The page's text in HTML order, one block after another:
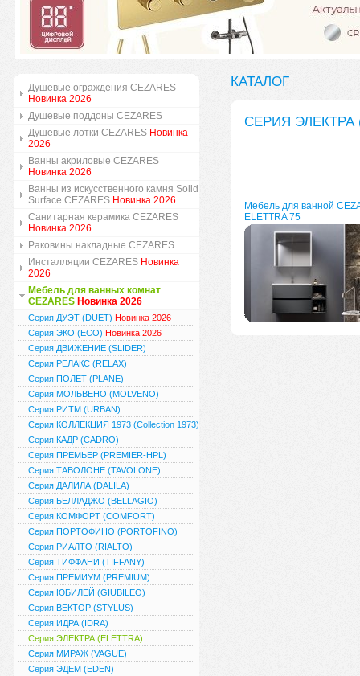
Душевые ограждения CEZARES
Новинка 2026
Душевые поддоны CEZARES
Душевые лотки CEZARES Новинка
2026
Ванны акриловые CEZARES
Новинка 2026
Ванны из искусственного камня Solid
Surface CEZARES Новинка 2026
Санитарная керамика CEZARES
Новинка 2026
Раковины накладные CEZARES
Инсталляции CEZARES Новинка
2026
Мебель для ванных комнат
CEZARES Новинка 2026
Серия ДУЭТ (DUET) Новинка 2026
Серия ЭКО (ECO) Новинка 2026
Серия ДВИЖЕНИЕ (SLIDER)
Серия РЕЛАКС (RELAX)
Серия ПОЛЕТ (PLANE)
Серия МОЛЬВЕНО (MOLVENO)
Серия РИТМ (URBAN)
Серия КОЛЛЕКЦИЯ 1973 (Collection 1973)
Серия КАДР (CADRO)
Серия ПРЕМЬЕР (PREMIER-HPL)
Серия ТАВОЛОНЕ (TAVOLONE)
Серия ДАЛИЛА (DALILA)
Серия БЕЛЛАДЖО (BELLAGIO)
Серия КОМФОРТ (COMFORT)
Серия ПОРТОФИНО (PORTOFINO)
Серия РИАЛТО (RIALTO)
Серия ТИФФАНИ (TIFFANY)
Серия ПРЕМИУМ (PREMIUM)
Серия ЮБИЛЕЙ (GIUBILEO)
Серия ВЕКТОР (STYLUS)
Серия ИДРА (IDRA)
Серия ЭЛЕКТРА (ELETTRA)
Серия МИРАЖ (VAGUE)
Серия ЭДЕМ (EDEN)
КАТАЛОГ
СЕРИЯ ЭЛЕКТРА
Мебель для ванной
ELETTRA 75